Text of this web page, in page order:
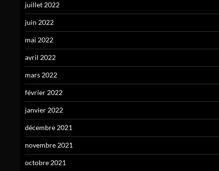
juillet 2022
juin 2022
mai 2022
avril 2022
mars 2022
février 2022
janvier 2022
décembre 2021
novembre 2021
octobre 2021